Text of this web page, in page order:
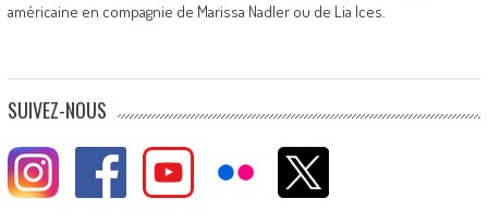
américaine en compagnie de Marissa Nadler ou de Lia Ices.
SUIVEZ-NOUS